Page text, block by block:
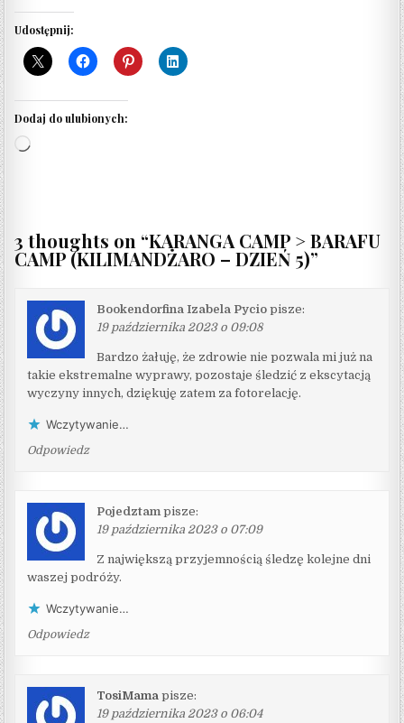
Udostępnij:
Dodaj do ulubionych:
Wczytywanie…
3 thoughts on “KARANGA CAMP > BARAFU
CAMP (KILIMANDŻARO – DZIEŃ 5)”
Bookendorfina Izabela Pycio pisze:
19 października 2023 o 09:08
Bardzo żałuję, że zdrowie nie pozwala mi już na
takie ekstremalne wyprawy, pozostaje śledzić z ekscytacją
wyczyny innych, dziękuję zatem za fotorelację.
Wczytywanie…
Odpowiedz
Pojedztam pisze:
19 października 2023 o 07:09
Z największą przyjemnością śledzę kolejne dni
waszej podróży.
Wczytywanie…
Odpowiedz
TosiMama pisze:
19 października 2023 o 06:04